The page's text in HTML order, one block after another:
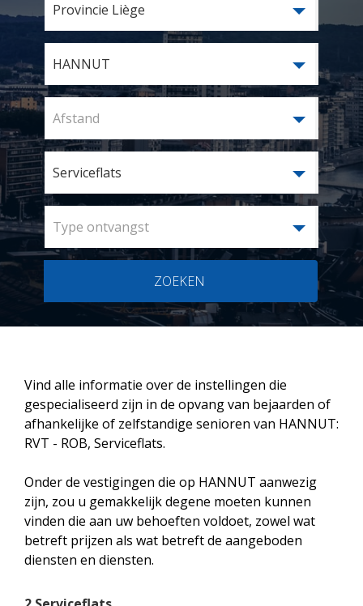
Provincie Liège
HANNUT
Afstand
Serviceflats
Type ontvangst
ZOEKEN
Vind alle informatie over de instellingen die
gespecialiseerd zijn in de opvang van bejaarden of
afhankelijke of zelfstandige senioren van HANNUT:
RVT - ROB, Serviceflats.
Onder de vestigingen die op HANNUT aanwezig
zijn, zou u gemakkelijk degene moeten kunnen
vinden die aan uw behoeften voldoet, zowel wat
betreft prijzen als wat betreft de aangeboden
diensten en diensten.